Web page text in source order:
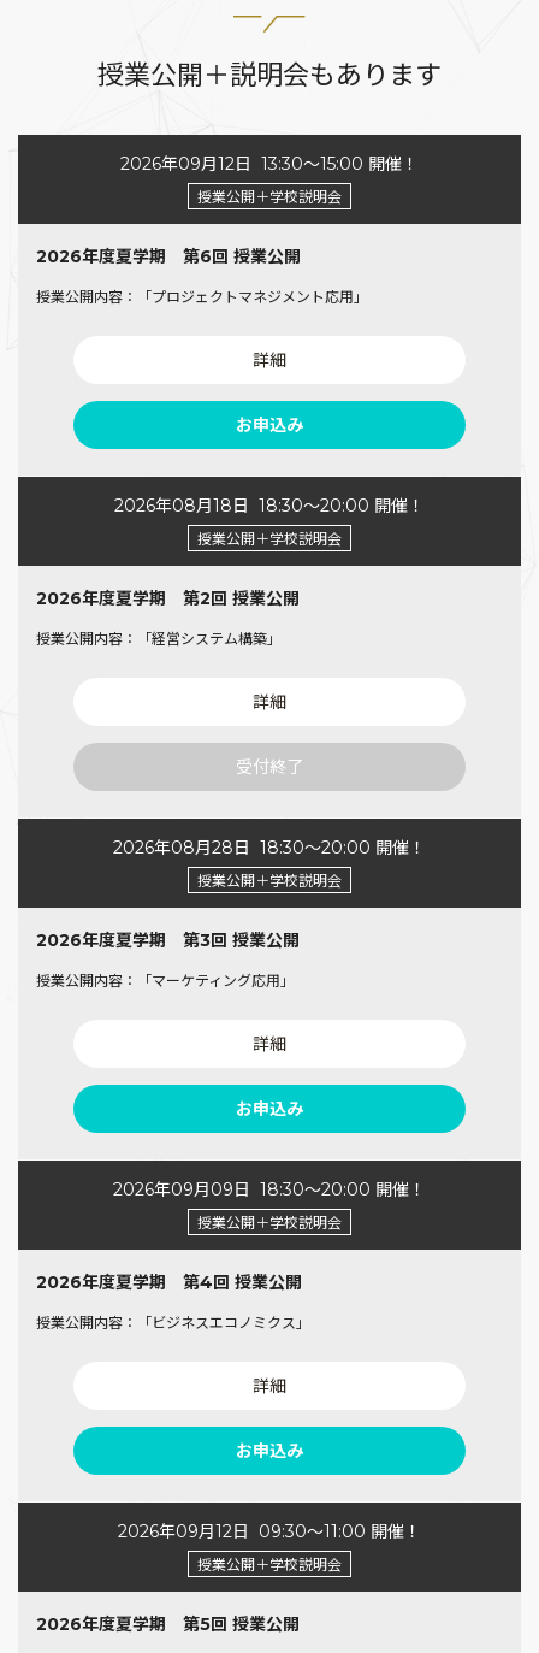
授業公開＋説明会もあります
2026年09月12日 13:30〜15:00 開催！
授業公開＋学校説明会
2026年度夏学期 第6回 授業公開
授業公開内容：「プロジェクトマネジメント応用」
詳細
お申込み
2026年08月18日 18:30〜20:00 開催！
授業公開＋学校説明会
2026年度夏学期 第2回 授業公開
授業公開内容：「経営システム構築」
詳細
受付終了
2026年08月28日 18:30〜20:00 開催！
授業公開＋学校説明会
2026年度夏学期 第3回 授業公開
授業公開内容：「マーケティング応用」
詳細
お申込み
2026年09月09日 18:30〜20:00 開催！
授業公開＋学校説明会
2026年度夏学期 第4回 授業公開
授業公開内容：「ビジネスエコノミクス」
詳細
お申込み
2026年09月12日 09:30〜11:00 開催！
授業公開＋学校説明会
2026年度夏学期 第5回 授業公開